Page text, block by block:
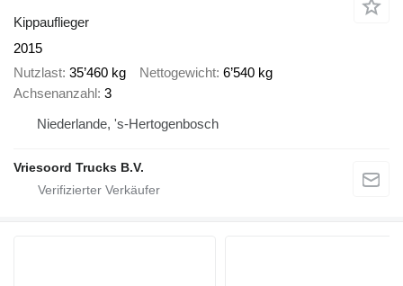
Kippauflieger
2015
Nutzlast 35’460 kg Nettogewicht 6’540 kg
Achsenanzahl 3
Niederlande, 's-Hertogenbosch
Vriesoord Trucks B.V.